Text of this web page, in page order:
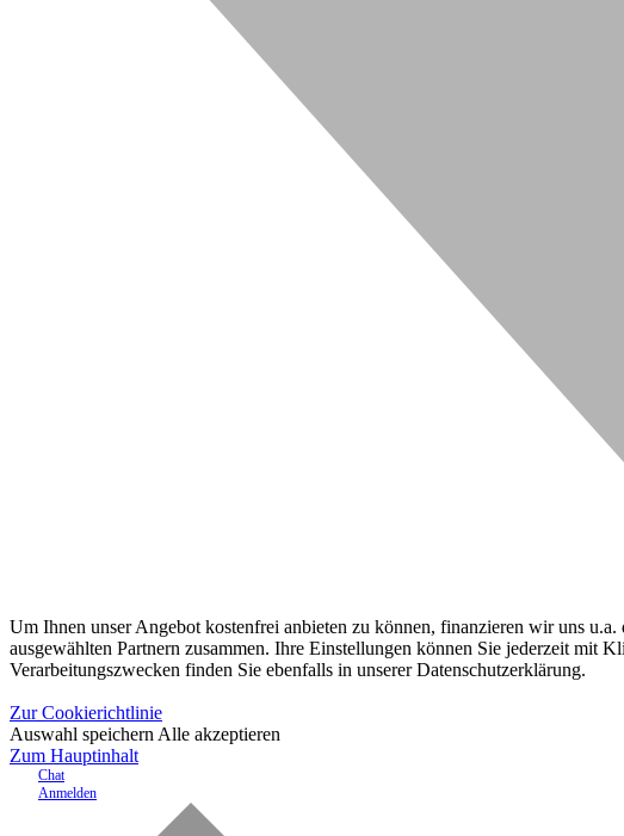
Um Ihnen unser Angebot kostenfrei anbieten zu können, finanzieren wir uns
ausgewählten Partnern zusammen. Ihre Einstellungen können Sie jederzeit mit
Verarbeitungszwecken finden Sie ebenfalls in unserer Datenschutzerklärung.
Zur Cookierichtlinie
Auswahl speichern Alle akzeptieren
Zum Hauptinhalt
Chat
Anmelden